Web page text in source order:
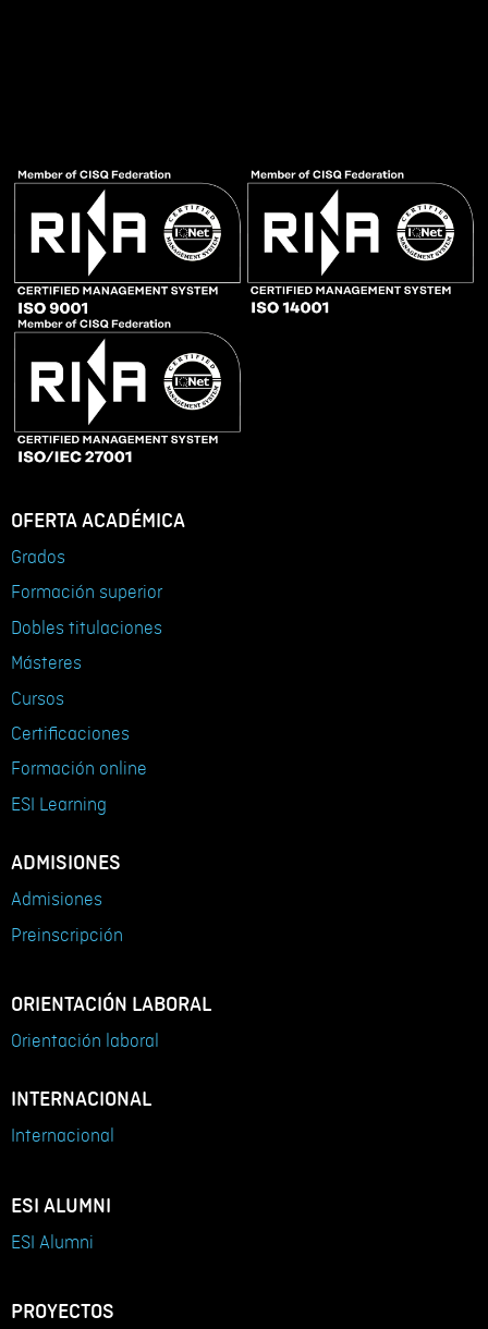
OFERTA ACADÉMICA
Grados
Formación superior
Dobles titulaciones
Másteres
Cursos
Certificaciones
Formación online
ESI Learning
ADMISIONES
Admisiones
Preinscripción
ORIENTACIÓN LABORAL
Orientación laboral
INTERNACIONAL
Internacional
ESI ALUMNI
ESI Alumni
PROYECTOS